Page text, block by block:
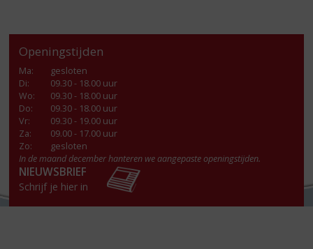
Openingstijden
Ma:
gesloten
Di:
09.30 - 18.00 uur
Wo:
09.30 - 18.00 uur
Do:
09.30 - 18.00 uur
Vr:
09.30 - 19.00 uur
Za:
09.00 - 17.00 uur
Zo:
gesloten
In de maand december hanteren we aangepaste openingstijden.
NIEUWSBRIEF
Schrijf je hier in